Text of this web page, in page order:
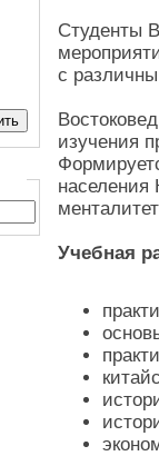
Студенты
с
изучения
населения
Учебная